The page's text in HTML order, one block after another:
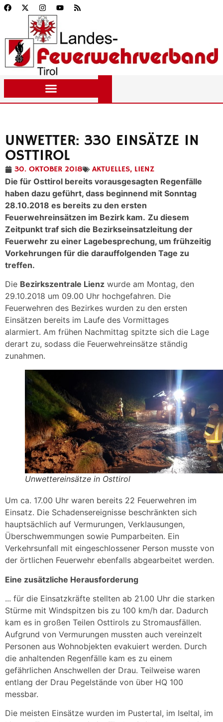
UNWETTER: 330 EINSÄTZE IN
OSTTIROL
30. OKTOBER 2018 AKTUELLES, LIENZ
Die für Osttirol bereits vorausgesagten Regenfälle
haben dazu geführt, dass beginnend mit Sonntag
28.10.2018 es bereits zu den ersten
Feuerwehreinsätzen im Bezirk kam. Zu diesem
Zeitpunkt traf sich die Bezirkseinsatzleitung der
Feuerwehr zu einer Lagebesprechung, um frühzeitig
Vorkehrungen für die darauffolgenden Tage zu
treffen.
Die Bezirkszentrale Lienz wurde am Montag, den
29.10.2018 um 09.00 Uhr hochgefahren. Die
Feuerwehren des Bezirkes wurden zu den ersten
Einsätzen bereits im Laufe des Vormittages
alarmiert. Am frühen Nachmittag spitzte sich die Lage
derart zu, sodass die Feuerwehreinsätze ständig
zunahmen.
Unwettereinsätze in Osttirol
Um ca. 17.00 Uhr waren bereits 22 Feuerwehren im
Einsatz. Die Schadensereignisse beschränkten sich
hauptsächlich auf Vermurungen, Verklausungen,
Überschwemmungen sowie Pumparbeiten. Ein
Verkehrsunfall mit eingeschlossener Person musste von
der örtlichen Feuerwehr ebenfalls abgearbeitet werden.
Eine zusätzliche Herausforderung
... für die Einsatzkräfte stellten ab 21.00 Uhr die starken
Stürme mit Windspitzen bis zu 100 km/h dar. Dadurch
kam es in großen Teilen Osttirols zu Stromausfällen.
Aufgrund von Vermurungen mussten auch vereinzelt
Personen aus Wohnobjekten evakuiert werden. Durch
die anhaltenden Regenfälle kam es zu einem
gefährlichen Anschwellen der Drau. Teilweise waren
entlang der Drau Pegelstände von über HQ 100
messbar.
Die meisten Einsätze wurden im Pustertal, im Iseltal, im